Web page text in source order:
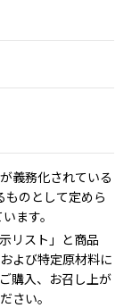
義務化されている
ものとして定めら
ます。
リスト」と商品
よび特定原材料に
購入、お召し上が
さい。